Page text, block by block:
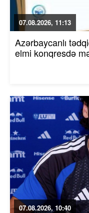
07.08.2026, 11:13
Azərbaycanlı
elmi konqresdə
07.08.2026, 10:40